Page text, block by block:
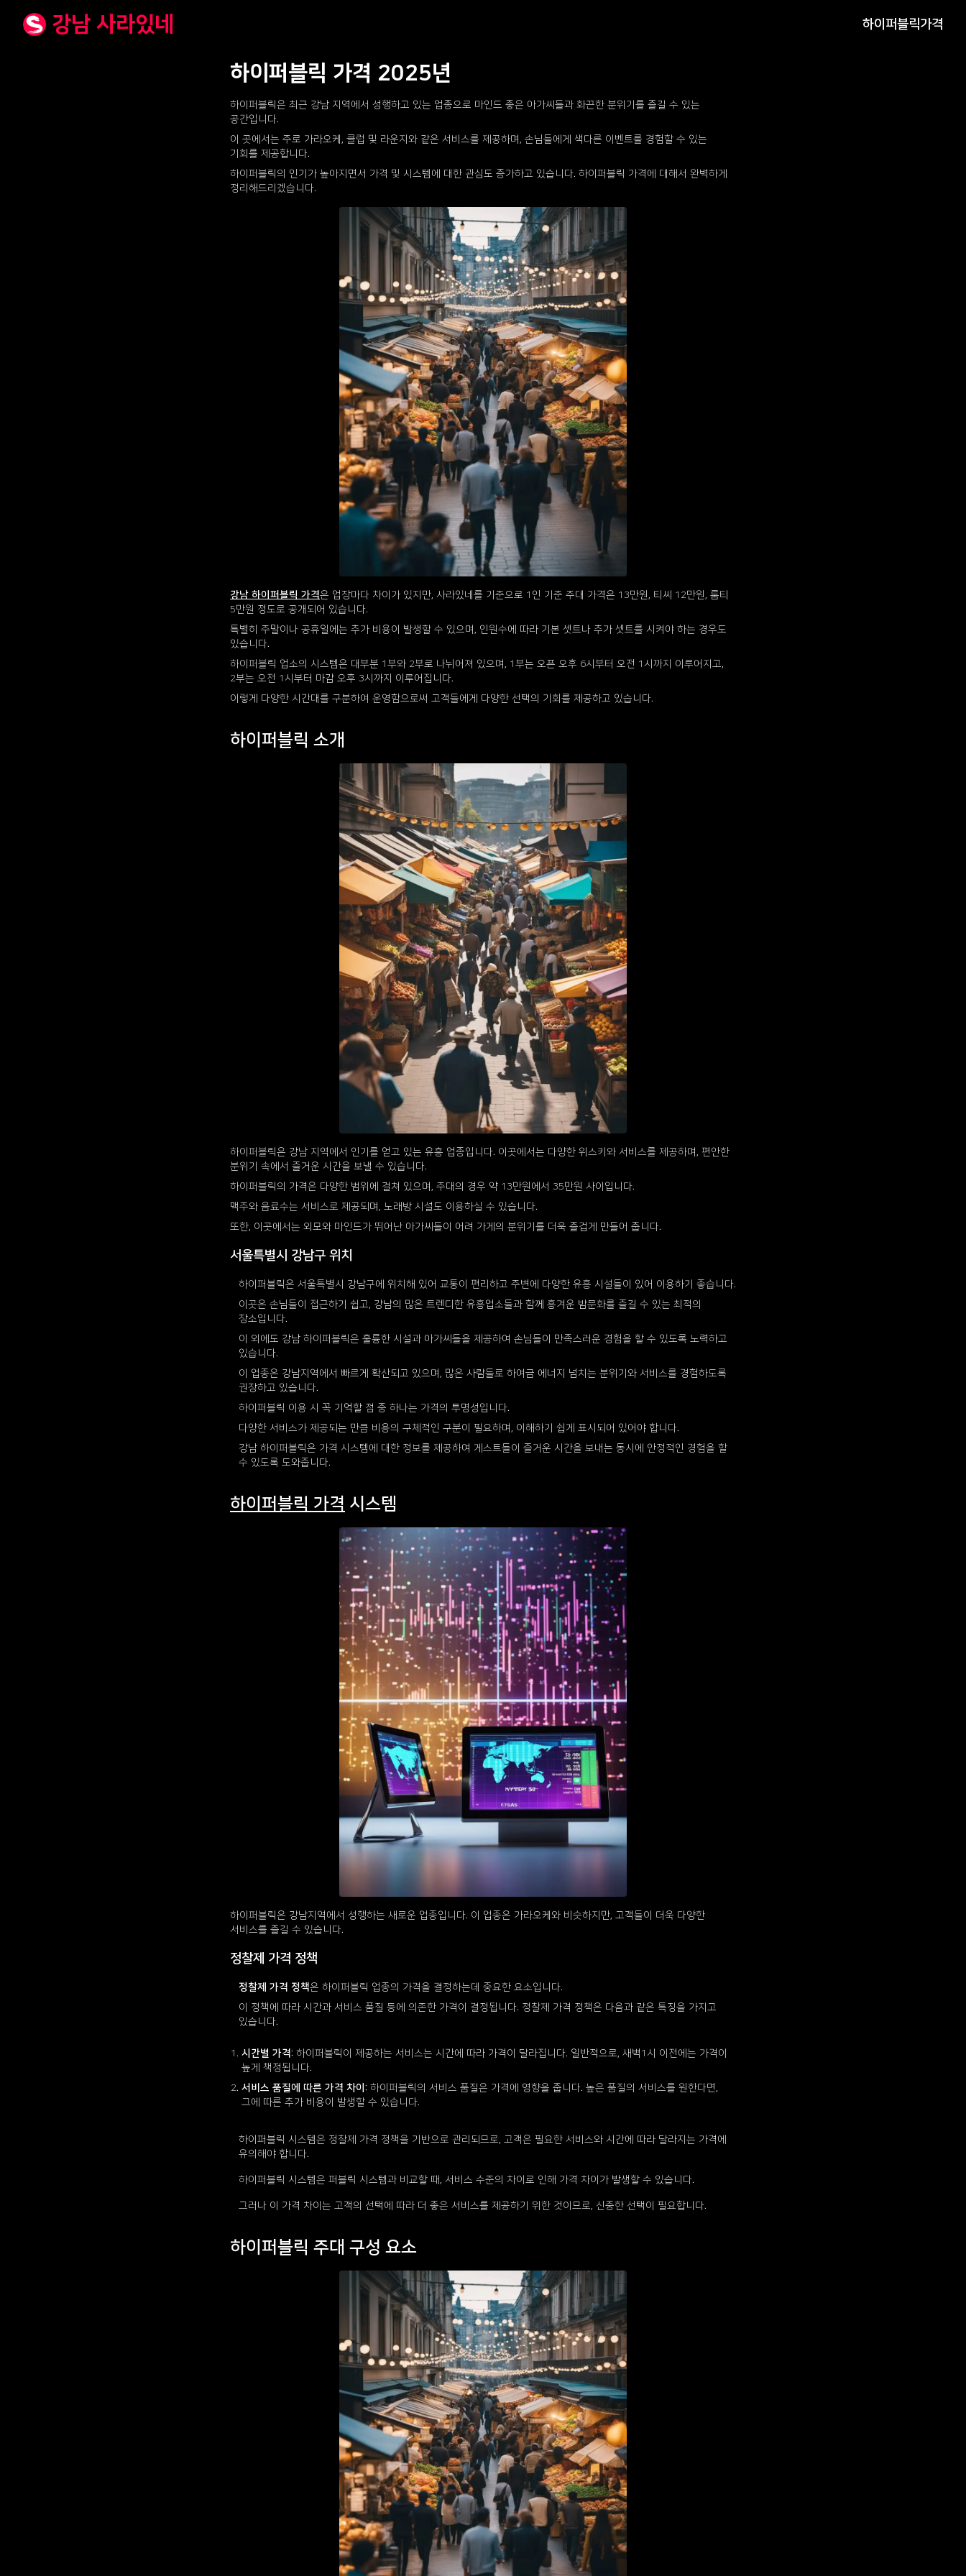
강남 사라있네 하이퍼블릭가격
하이퍼블릭 가격 2025년
하이퍼블릭은 최근 강남 지역에서 성행하고 있는 업종으로 마인드 좋은 아가씨들과 화끈한 분위기를 즐길 수 있는
공간입니다.
이 곳에서는 주로 가라오케, 클럽 및 라운지와 같은 서비스를 제공하며, 손님들에게 색다른 이벤트를 경험할 수 있는
기회를 제공합니다.
하이퍼블릭의 인기가 높아지면서 가격 및 시스템에 대한 관심도 증가하고 있습니다. 하이퍼블릭 가격에 대해서 완벽하게
정리해드리겠습니다.
강남 하이퍼블릭 가격은 업장마다 차이가 있지만, 사라있네를 기준으로 1인 기준 주대 가격은 13만원, 티씨 12만원, 룸티
5만원 정도로 공개되어 있습니다.
특별히 주말이나 공휴일에는 추가 비용이 발생할 수 있으며, 인원수에 따라 기본 셋트나 추가 셋트를 시켜야 하는 경우도
있습니다.
하이퍼블릭 업소의 시스템은 대부분 1부와 2부로 나뉘어져 있으며, 1부는 오픈 오후 6시부터 오전 1시까지 이루어지고,
2부는 오전 1시부터 마감 오후 3시까지 이루어집니다.
이렇게 다양한 시간대를 구분하여 운영함으로써 고객들에게 다양한 선택의 기회를 제공하고 있습니다.
하이퍼블릭 소개
하이퍼블릭은 강남 지역에서 인기를 얻고 있는 유흥 업종입니다. 이곳에서는 다양한 위스키와 서비스를 제공하며, 편안한
분위기 속에서 즐거운 시간을 보낼 수 있습니다.
하이퍼블릭의 가격은 다양한 범위에 걸쳐 있으며, 주대의 경우 약 13만원에서 35만원 사이입니다.
맥주와 음료수는 서비스로 제공되며, 노래방 시설도 이용하실 수 있습니다.
또한, 이곳에서는 외모와 마인드가 뛰어난 아가씨들이 어려 가게의 분위기를 더욱 즐겁게 만들어 줍니다.
서울특별시 강남구 위치
하이퍼블릭은 서울특별시 강남구에 위치해 있어 교통이 편리하고 주변에 다양한 유흥 시설들이 있어 이용하기 좋습니다.
이곳은 손님들이 접근하기 쉽고, 강남의 많은 트렌디한 유흥업소들과 함께 흥겨운 밤문화를 즐길 수 있는 최적의
장소입니다.
이 외에도 강남 하이퍼블릭은 훌륭한 시설과 아가씨들을 제공하여 손님들이 만족스러운 경험을 할 수 있도록 노력하고
있습니다.
이 업종은 강남지역에서 빠르게 확산되고 있으며, 많은 사람들로 하여금 에너지 넘치는 분위기와 서비스를 경험하도록
권장하고 있습니다.
하이퍼블릭 이용 시 꼭 기억할 점 중 하나는 가격의 투명성입니다.
다양한 서비스가 제공되는 만큼 비용의 구체적인 구분이 필요하며, 이해하기 쉽게 표시되어 있어야 합니다.
강남 하이퍼블릭은 가격 시스템에 대한 정보를 제공하여 게스트들이 즐거운 시간을 보내는 동시에 안정적인 경험을 할
수 있도록 도와줍니다.
하이퍼블릭 가격 시스템
하이퍼블릭은 강남지역에서 성행하는 새로운 업종입니다. 이 업종은 가라오케와 비슷하지만, 고객들이 더욱 다양한
서비스를 즐길 수 있습니다.
정찰제 가격 정책
정찰제 가격 정책은 하이퍼블릭 업종의 가격을 결정하는데 중요한 요소입니다.
이 정책에 따라 시간과 서비스 품질 등에 의존한 가격이 결정됩니다. 정찰제 가격 정책은 다음과 같은 특징을 가지고
있습니다.
시간별 가격: 하이퍼블릭이 제공하는 서비스는 시간에 따라 가격이 달라집니다. 일반적으로, 새벽1시 이전에는 가격이
높게 책정됩니다.
서비스 품질에 따른 가격 차이 : 하이퍼블릭의 서비스 품질은 가격에 영향을 줍니다. 높은 품질의 서비스를 원한다면,
그에 따른 추가 비용이 발생할 수 있습니다.
하이퍼블릭 시스템은 정찰제 가격 정책을 기반으로 관리되므로, 고객은 필요한 서비스와 시간에 따라 달라지는 가격에
유의해야 합니다.
하이퍼블릭 시스템은 퍼블릭 시스템과 비교할 때, 서비스 수준의 차이로 인해 가격 차이가 발생할 수 있습니다.
그러나 이 가격 차이는 고객의 선택에 따라 더 좋은 서비스를 제공하기 위한 것이므로, 신중한 선택이 필요합니다.
하이퍼블릭 주대 구성 요소